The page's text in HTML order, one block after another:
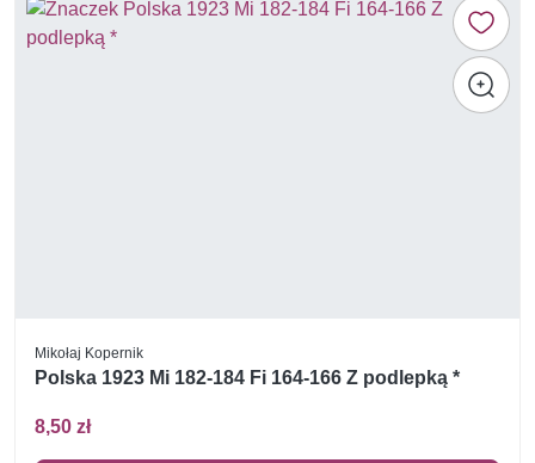
Mikołaj Kopernik
Polska 1923 Mi 182-184 Fi 164-166 Z podlepką *
8,50 zł